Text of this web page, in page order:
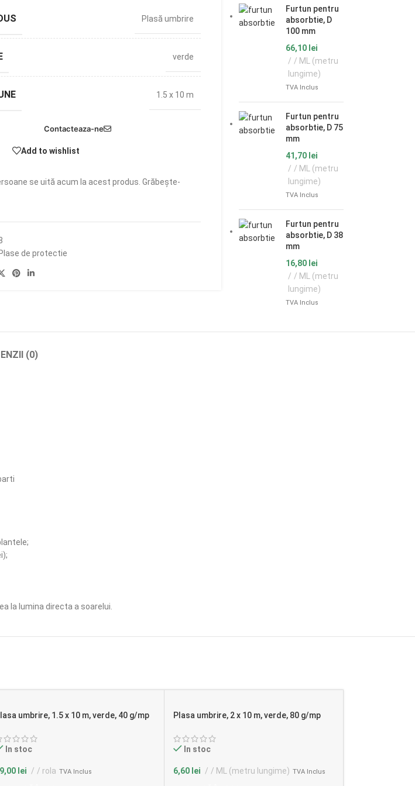
Plasă umbrire
verde
1.5 x 10 m
Contacteaza-ne
Add to wishlist
se uită acum la acest produs. Grăbește-
Plase de protectie
Furtun pentru
absorbtie, D
100 mm
66,10 lei
/ ML (metru
lungime)
TVA Inclus
Furtun pentru
absorbtie, D 75
mm
41,70 lei
/ ML (metru
lungime)
TVA Inclus
Furtun pentru
absorbtie, D 38
mm
16,80 lei
/ ML (metru
lungime)
TVA Inclus
(0)
la lumina directa a soarelui.
umbrire, 1.5 x 10 m, verde, 40 g/mp
In stoc
lei / rola TVA Inclus
Plasa umbrire, 2 x 10 m, verde, 80 g/mp
In stoc
6,60 lei / ML (metru lungime) TVA Inclus